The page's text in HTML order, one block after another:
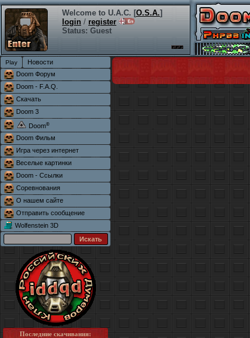
Welcome to U.A.C. [O.S.A.]
login / register
Status: Guest
Новости
Doom Форум
Doom - F.A.Q.
Скачать
Doom 3
Doom®
Doom Фильм
Игра через интернет
Веселые картинки
Doom - Ссылки
Соревнования
О нашем сайте
Отправить сообщение
Wolfenstein 3D
Последние скачивания: